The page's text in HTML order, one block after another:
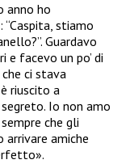
anno ho
“Caspita, stiamo
Guardavo
facevo un po’ di
ci stava
riuscito a
Io non amo
che gli
amiche